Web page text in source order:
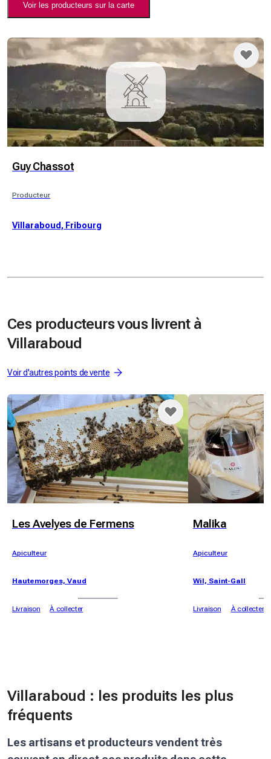
Voir les producteurs sur la carte
Guy Chassot
Producteur
Villaraboud, Fribourg
Ces producteurs vous livrent à
Villaraboud
Voir d'autres points de vente
Les Avelyes de Fermens
Apiculteur
Hautemorges, Vaud
Livraison À collecter
Malika
Apiculteur
Wil, Saint-Gall
Livraison À collecter
Villaraboud : les produits les plus
fréquents
Les artisans et producteurs vendent très